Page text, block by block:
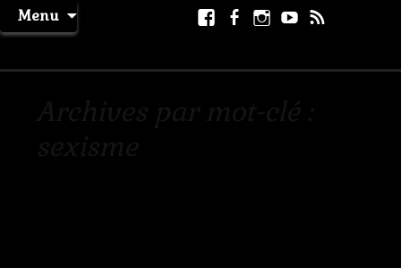
Menu
Aller
au
Facebook
Facebook
page
Instagram
Youtube